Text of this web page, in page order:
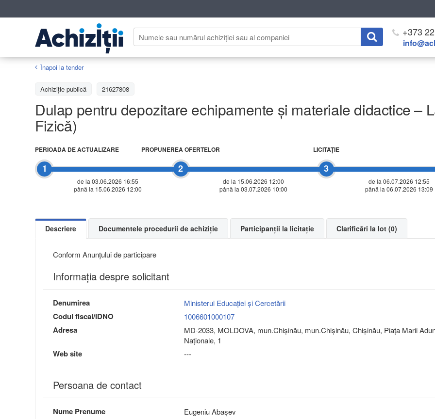
+373
Înapoi la tender
Achiziţie publică 21627808
Dulap pentru depozitare echipamente și materiale didactice –
Fizică)
1
PERIOADA DE ACTUALIZARE
de la 03.06.2026 16:55
până la 15.06.2026 12:00
2
PROPUNEREA OFERTELOR
de la 15.06.2026 12:00
până la 03.07.2026 10:00
3
LICITAŢIE
de la 06.07.2026 12:55
până la 06.07.2026 13:09
Descriere Documentele procedurii de achiziție Participanții la licitație Clarificări la lot (0)
Conform Anunțului de participare
Informaţia despre solicitant
Denumirea Ministerul Educației și Cercetării
Codul fiscal/IDNO 1006601000107
Adresa
MD-2033, MOLDOVA, mun.Chişinău, mun.Chişinău, Chişinău, Piaţa Marii
Naţionale, 1
Web site ---
Persoana de contact
Nume Prenume Eugeniu Abașev